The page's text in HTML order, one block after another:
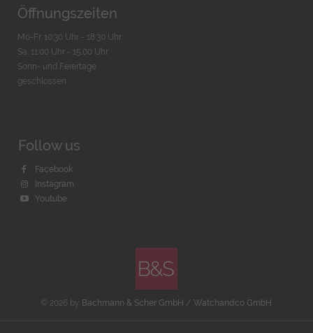
Öffnungszeiten
Mo-Fr. 10:30 Uhr - 18:30 Uhr
Sa. 11:00 Uhr - 15.00 Uhr
Sonn- und Feiertage
geschlossen
Follow us
Facebook
Instagram
Youtube
© 2026 by Bachmann & Scher GmbH / Watchandco GmbH